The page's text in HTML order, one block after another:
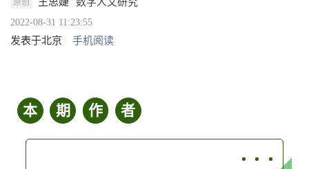
原创
2022-08-31 11:23:55
发表于北京 手机阅读
本 期 作 者